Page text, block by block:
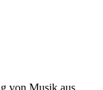
von Musik aus